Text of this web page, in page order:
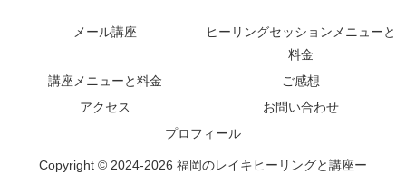
メール講座
ヒーリングセッションメニューと
料金
講座メニューと料金
ご感想
アクセス
お問い合わせ
プロフィール
Copyright © 2024-2026 福岡のレイキヒーリングと講座ー